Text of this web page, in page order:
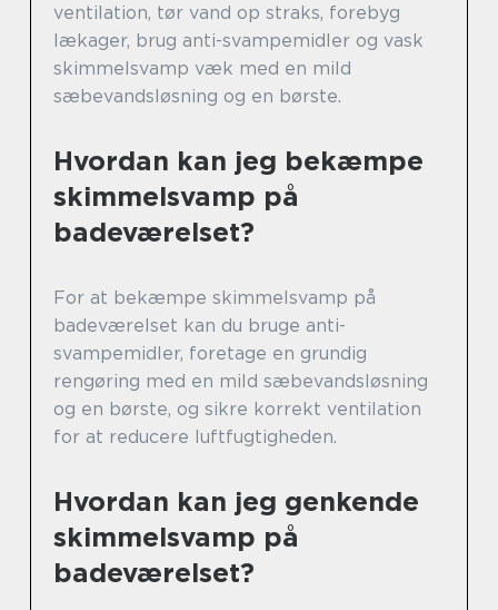
ventilation, tør vand op straks, forebyg
lækager, brug anti-svampemidler og vask
skimmelsvamp væk med en mild
sæbevandsløsning og en børste.
Hvordan kan jeg bekæmpe
skimmelsvamp på
badeværelset?
For at bekæmpe skimmelsvamp på
badeværelset kan du bruge anti-
svampemidler, foretage en grundig
rengøring med en mild sæbevandsløsning
og en børste, og sikre korrekt ventilation
for at reducere luftfugtigheden.
Hvordan kan jeg genkende
skimmelsvamp på
badeværelset?